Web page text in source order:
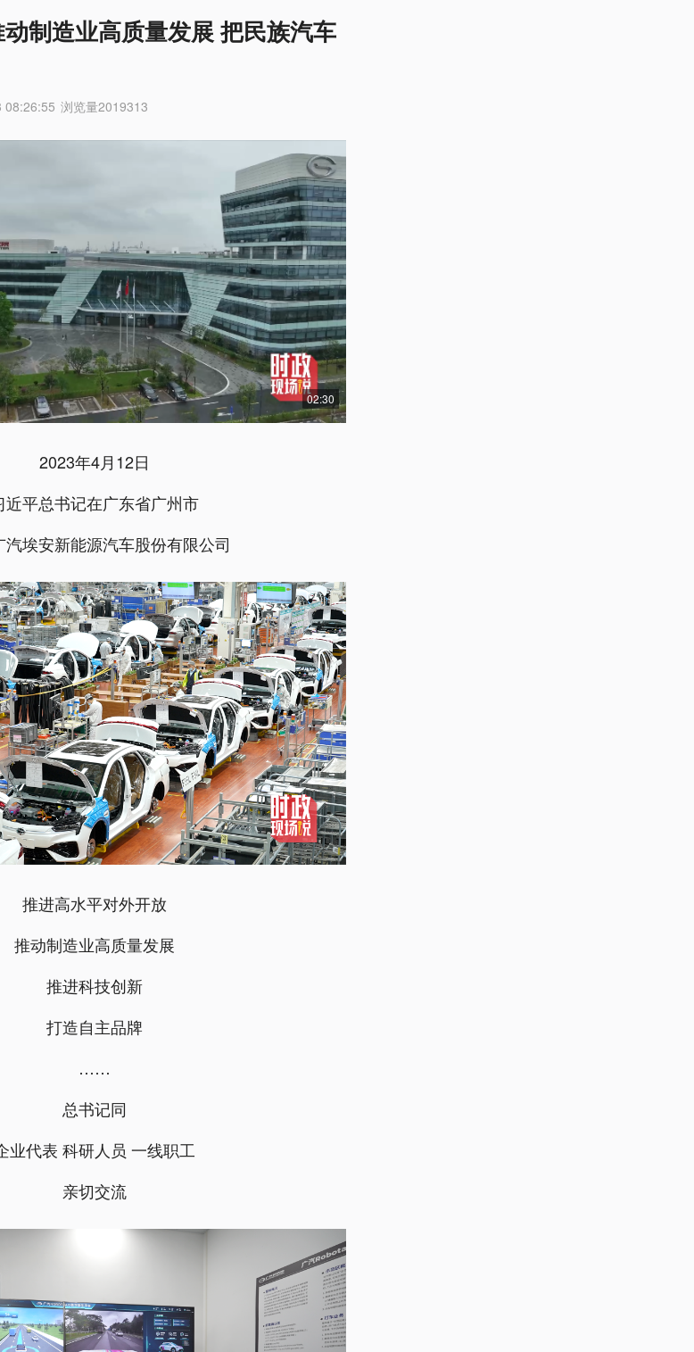
制造业高质量发展 把民族汽车
08:26:55 浏览量2019313
02:30
2023年4月12日
近平总书记在广东省广州市
汽埃安新能源汽车股份有限公司
推进高水平对外开放
推动制造业高质量发展
推进科技创新
打造自主品牌
……
总书记同
业代表 科研人员 一线职工
亲切交流